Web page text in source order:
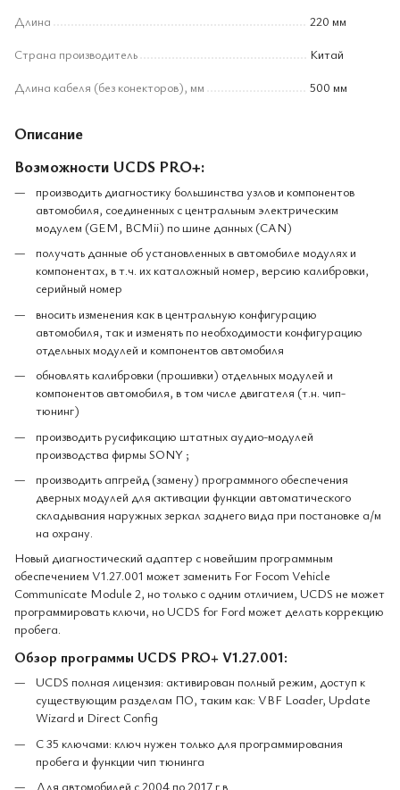
Длина
220 мм
Страна производитель
Китай
Длина кабеля (без конекторов), мм
500 мм
Описание
Возможности UCDS PRO+:
производить диагностику большинства узлов и компонентов
автомобиля, соединенных с центральным электрическим
модулем (GEM, BCMii) по шине данных (CAN)
получать данные об установленных в автомобиле модулях и
компонентах, в т.ч. их каталожный номер, версию калибровки,
серийный номер
вносить изменения как в центральную конфигурацию
автомобиля, так и изменять по необходимости конфигурацию
отдельных модулей и компонентов автомобиля
обновлять калибровки (прошивки) отдельных модулей и
компонентов автомобиля, в том числе двигателя (т.н. чип-
тюнинг)
производить русификацию штатных аудио-модулей
производства фирмы SONY ;
производить апгрейд (замену) программного обеспечения
дверных модулей для активации функции автоматического
складывания наружных зеркал заднего вида при постановке а/м
на охрану.
Новый диагностический адаптер с новейшим программным
обеспечением V1.27.001 может заменить For Focom Vehicle
Communicate Module 2, но только с одним отличием, UCDS не может
программировать ключи, но UCDS for Ford может делать коррекцию
пробега.
Обзор программы UCDS PRO+ V1.27.001:
UCDS полная лицензия: активирован полный режим, доступ к
существующим разделам ПО, таким как: VBF Loader, Update
Wizard и Direct Config
С 35 ключами: ключ нужен только для программирования
пробега и функции чип тюнинга
Для автомобилей с 2004 по 2017 г.в.